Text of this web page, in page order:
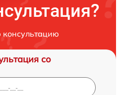
со